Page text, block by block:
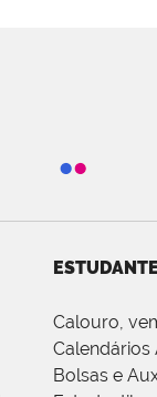
Calouro,
Bolsas e